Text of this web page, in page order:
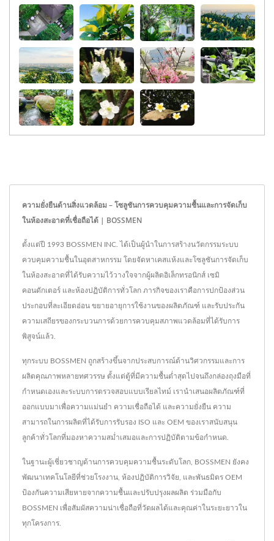
ความยั่งยืนด้านสิ่งแวดล้อม – โซลูชันการควบคุมความชื้นและการจัดเก็บ
ในห้องสะอาดที่เชื่อถือได้ | BOSSMEN
ตั้งแต่ปี 1993 BOSSMEN INC. ได้เป็นผู้นำในการสร้างนวัตกรรมระบบ
ควบคุมความชื้นในอุตสาหกรรม โดยจัดหาเคสแห้งและโซลูชันการจัดเก็บ
ในห้องสะอาดที่ได้รับความไว้วางใจจากผู้ผลิตอิเล็กทรอนิกส์ เซมิ
คอนดักเตอร์ และห้องปฏิบัติการทั่วโลก ภารกิจของเราคือการปกป้องส่วน
ประกอบที่ละเอียดอ่อน ขยายอายุการใช้งานของผลิตภัณฑ์ และรับประกัน
ความเสถียรของกระบวนการด้วยการควบคุมสภาพแวดล้อมที่ได้รับการ
พิสูจน์แล้ว.
ทุกระบบ BOSSMEN ถูกสร้างขึ้นจากประสบการณ์ด้านวิศวกรรมและการ
ผลิตคุณภาพหลายทศวรรษ ตั้งแต่ตู้ที่มีความชื้นต่ำสุดไปจนถึงกล่องถุงมือที่
กำหนดเองและระบบการตรวจสอบแบบเรียลไทม์ เรานำเสนอผลิตภัณฑ์ที่
ออกแบบมาเพื่อความแม่นยำ ความเชื่อถือได้ และความยั่งยืน ความ
สามารถในการผลิตที่ได้รับการรับรอง ISO และ OEM ของเราสนับสนุน
ลูกค้าทั่วโลกที่มองหาความสม่ำเสมอและการปฏิบัติตามข้อกำหนด.
ในฐานะผู้เชี่ยวชาญด้านการควบคุมความชื้นระดับโลก, BOSSMEN ยังคง
พัฒนาเทคโนโลยีที่ช่วยโรงงาน, ห้องปฏิบัติการวิจัย, และพันธมิตร OEM
ป้องกันความเสียหายจากความชื้นและปรับปรุงผลผลิต ร่วมมือกับ
BOSSMEN เพื่อสัมผัสความน่าเชื่อถือที่วัดผลได้และคุณค่าในระยะยาวใน
ทุกโครงการ.